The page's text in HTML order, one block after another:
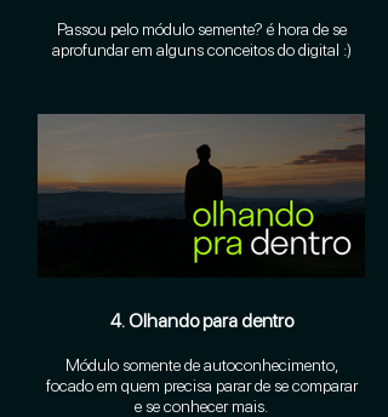
Passou pelo módulo semente? é hora de se
aprofundar em alguns conceitos do digital :)
4. Olhando para dentro
Módulo somente de autoconhecimento,
focado em quem precisa parar de se comparar
e se conhecer mais.